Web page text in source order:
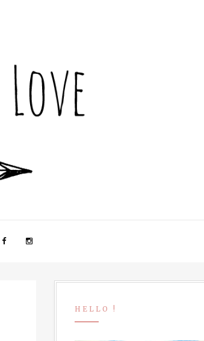
HELLO !